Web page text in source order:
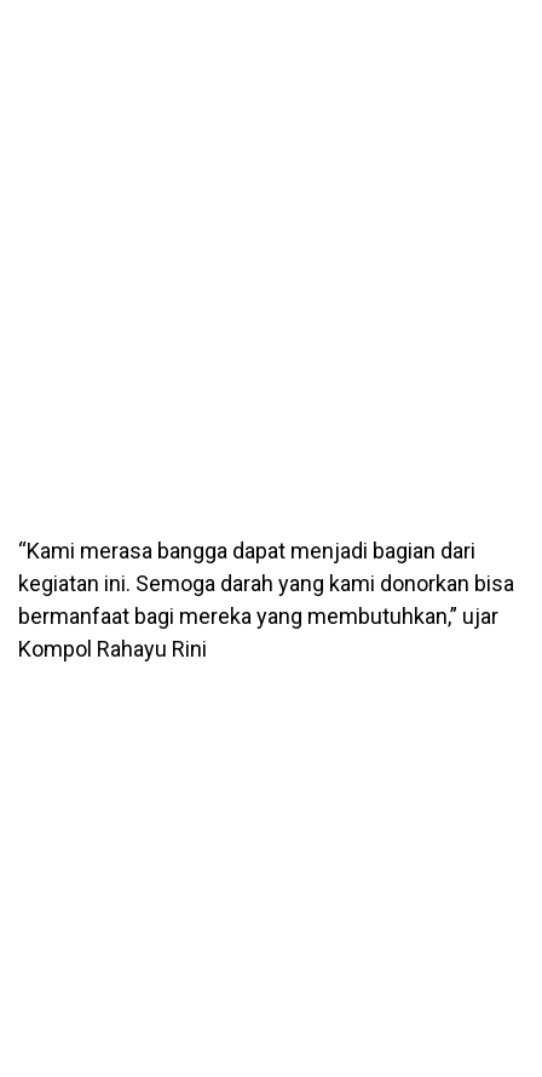
“Kami merasa bangga dapat menjadi bagian dari
kegiatan ini. Semoga darah yang kami donorkan bisa
bermanfaat bagi mereka yang membutuhkan,” ujar
Kompol Rahayu Rini